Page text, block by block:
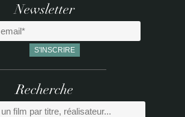
Newsletter
Recherche